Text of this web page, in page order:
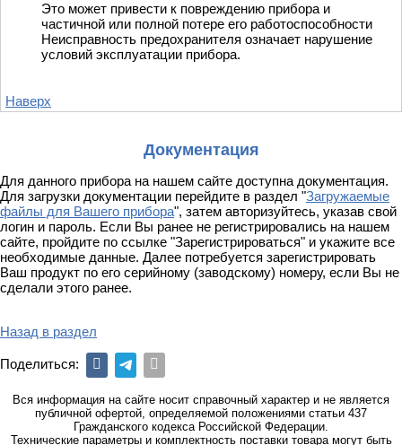
Это может привести к повреждению прибора и
частичной или полной потере его работоспособности
Неисправность предохранителя означает нарушение
условий эксплуатации прибора.
Наверх
Документация
Для данного прибора на нашем сайте доступна документация.
Для загрузки документации перейдите в раздел "Загружаемые
файлы для Вашего прибора", затем авторизуйтесь, указав свой
логин и пароль. Если Вы ранее не регистрировались на нашем
сайте, пройдите по ссылке "Зарегистрироваться" и укажите все
необходимые данные. Далее потребуется зарегистрировать
Ваш продукт по его серийному (заводскому) номеру, если Вы не
сделали этого ранее.
Назад в раздел
Поделиться:
Вся информация на сайте носит справочный характер и не является
публичной офертой, определяемой положениями статьи 437
Гражданского кодекса Российской Федерации.
Технические параметры и комплектность поставки товара могут быть